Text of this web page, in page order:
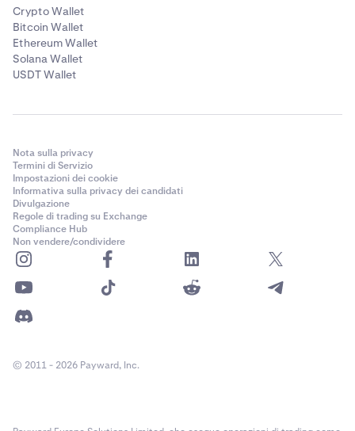
Crypto Wallet
Bitcoin Wallet
Ethereum Wallet
Solana Wallet
USDT Wallet
Nota sulla privacy
Termini di Servizio
Impostazioni dei cookie
Informativa sulla privacy dei candidati
Divulgazione
Regole di trading su Exchange
Compliance Hub
Non vendere/condividere
© 2011 - 2026 Payward, Inc.